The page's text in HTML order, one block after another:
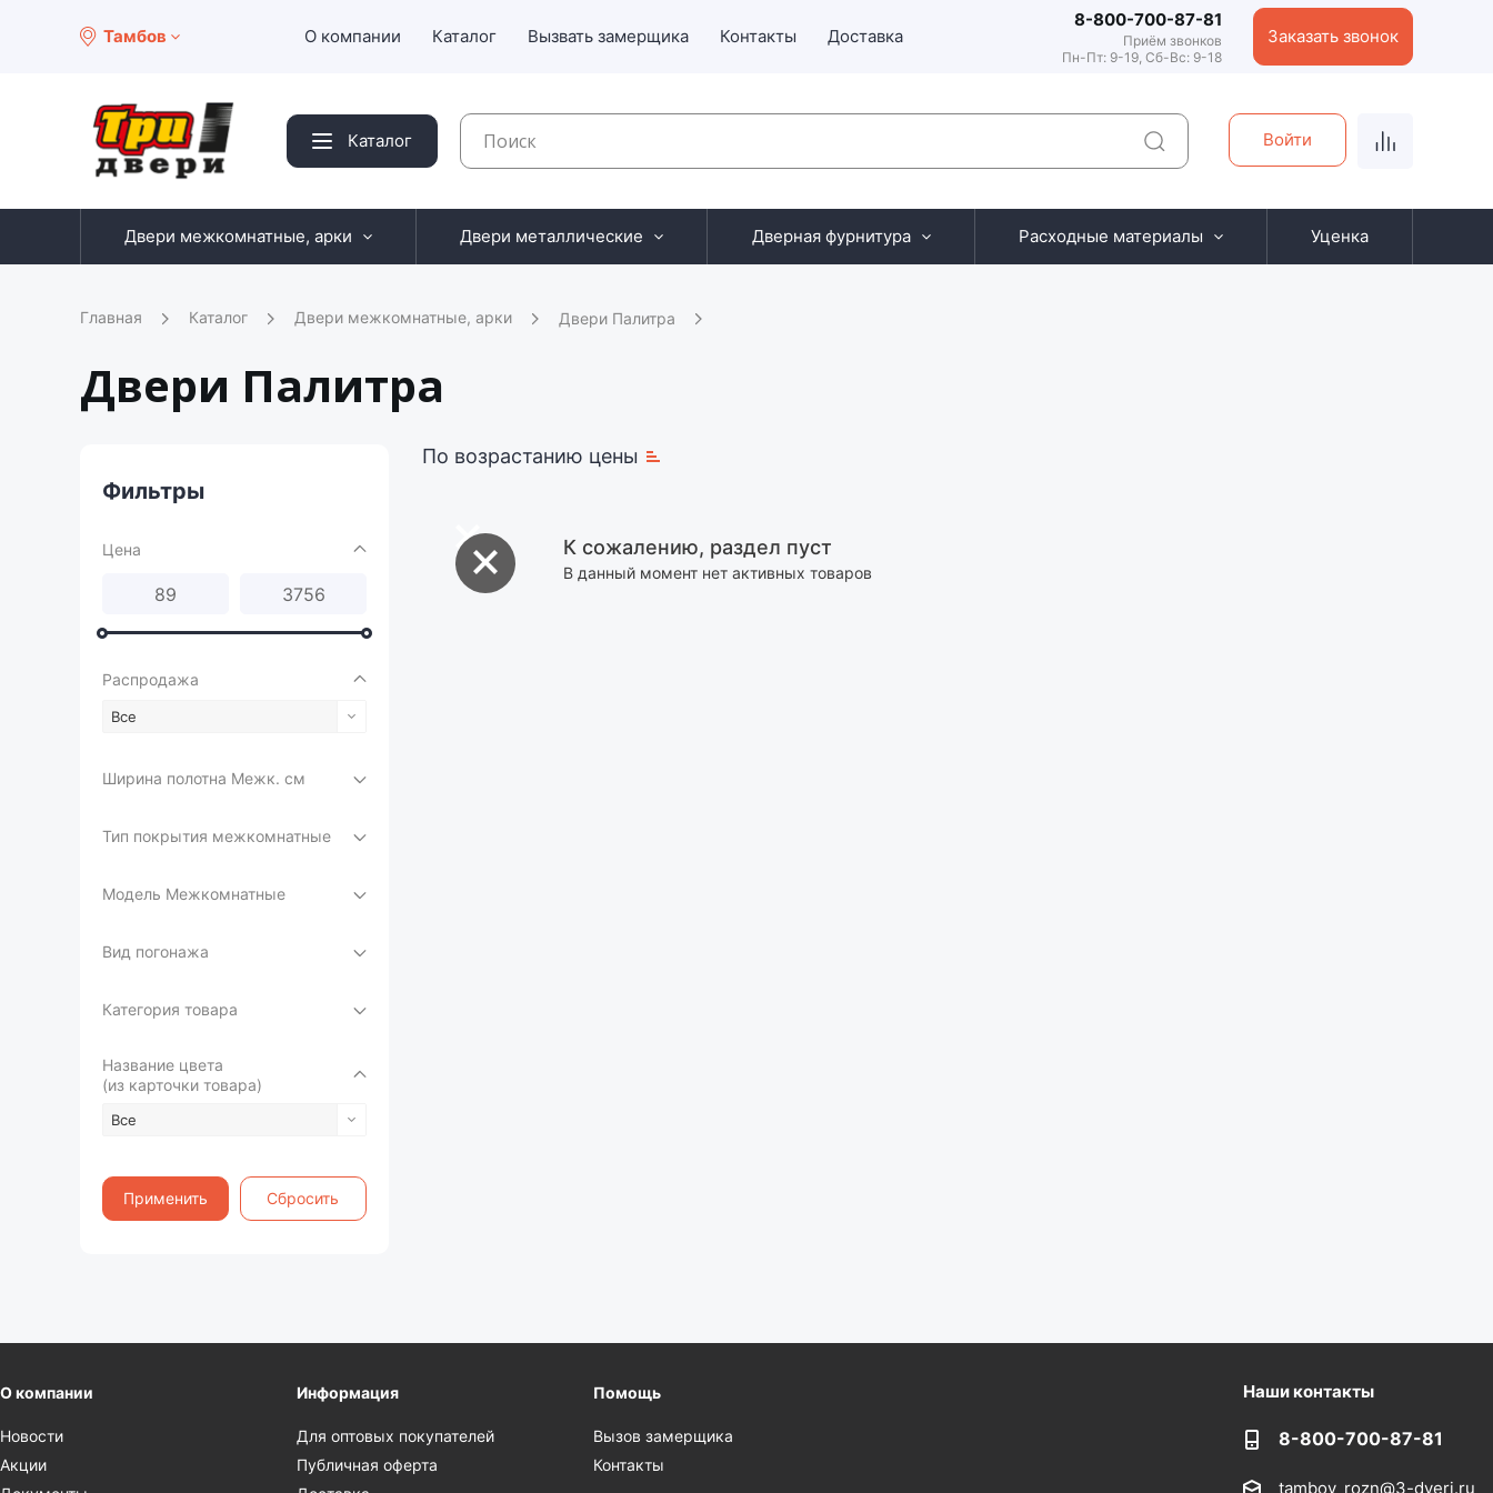
Тамбов О компании Каталог Вызвать замерщика Контакты Доставка
8-800-700-87-81
Приём звонков
Пн-Пт: 9-19, Сб-Вс: 9-18
Заказать звонок
Каталог Войти
Двери межкомнатные, арки Двери металлические Дверная фурнитура Расходные материалы Уценка
Главная Каталог Двери межкомнатные, арки Двери Палитра
Двери Палитра
Фильтры
Цена
Распродажа
Все
Ширина полотна Межк. см
Тип покрытия межкомнатные
Модель Межкомнатные
Вид погонажа
Категория товара
Название цвета
(из карточки товара)
Все
Применить Сбросить
По возрастанию цены
К сожалению, раздел пуст
В данный момент нет активных товаров
О компании
Новости
Акции
Информация
Для оптовых покупателей
Публичная оферта
Помощь
Вызов замерщика
Контакты
Наши контакты
8-800-700-87-81
tambov_rozn@3-dveri.ru